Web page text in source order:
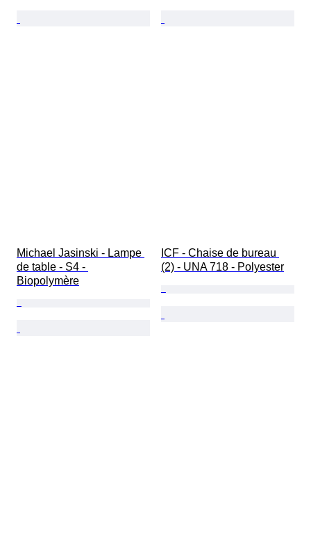
Michael Jasinski - Lampe
de table - S4 -
Biopolymère
ICF - Chaise de bureau
(2) - UNA 718 - Polyester